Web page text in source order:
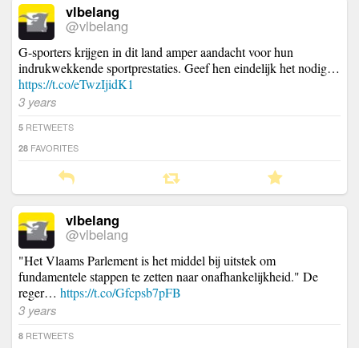
vlbelang
@vlbelang
G-sporters krijgen in dit land amper aandacht voor hun
indrukwekkende sportprestaties. Geef hen eindelijk het nodig…
https://t.co/eTwzIjidK1
3 years
5 RETWEETS
28 FAVORITES
vlbelang
@vlbelang
"Het Vlaams Parlement is het middel bij uitstek om
fundamentele stappen te zetten naar onafhankelijkheid." De
reger… https://t.co/Gfcpsb7pFB
3 years
8 RETWEETS